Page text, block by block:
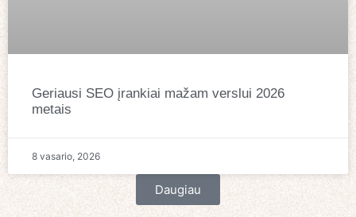
Geriausi SEO įrankiai mažam verslui 2026
metais
8 vasario, 2026
Daugiau